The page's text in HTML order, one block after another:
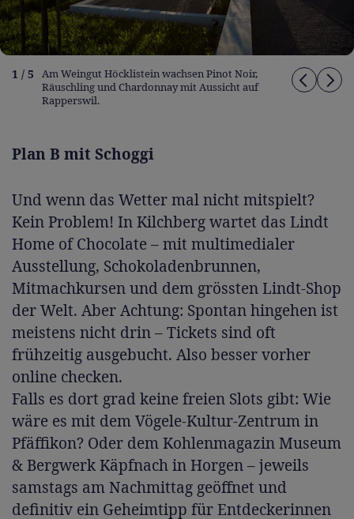
1 / 5
Am Weingut Höcklistein wachsen Pinot Noir,
Räuschling und Chardonnay mit Aussicht auf
Rapperswil.
Plan B mit Schoggi
Und wenn das Wetter mal nicht mitspielt?
Kein Problem! In Kilchberg wartet das Lindt
Home of Chocolate – mit multimedialer
Ausstellung, Schokoladenbrunnen,
Mitmachkursen und dem grössten Lindt-Shop
der Welt. Aber Achtung: Spontan hingehen ist
meistens nicht drin – Tickets sind oft
frühzeitig ausgebucht. Also besser vorher
online checken.
Falls es dort grad keine freien Slots gibt: Wie
wäre es mit dem Vögele-Kultur-Zentrum in
Pfäffikon? Oder dem Kohlenmagazin Museum
& Bergwerk Käpfnach in Horgen – jeweils
samstags am Nachmittag geöffnet und
definitiv ein Geheimtipp für Entdeckerinnen